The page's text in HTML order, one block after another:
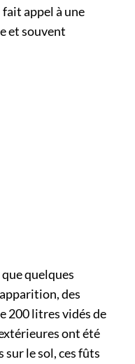
appel à une
et souvent
quelques
des
200 litres vidés de
ont été
sur le sol, ces fûts